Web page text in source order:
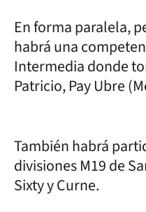
En forma paralela,
habrá una
Intermedia donde
Patricio, Pay Ubre
También habrá
divisiones M19 de
Sixty y Curne.